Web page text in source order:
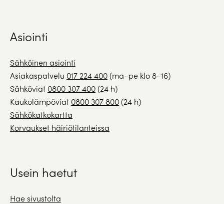
Asiointi
Sähköinen asiointi
Asiakaspalvelu 017 224 400(ma–pe klo 8–16)
Sähköviat 0800 307 400(24 h)
Kaukolämpöviat 0800 307 800(24 h)
Sähkökatkokartta
Korvaukset häiriötilanteissa
Usein haetut
Hae sivustolta